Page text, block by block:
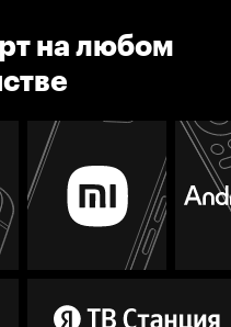
на любом